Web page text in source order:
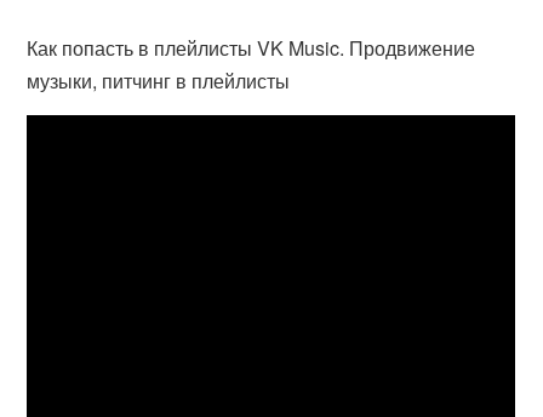
Как попасть в плейлисты VK Music. Продвижение
музыки, питчинг в плейлисты